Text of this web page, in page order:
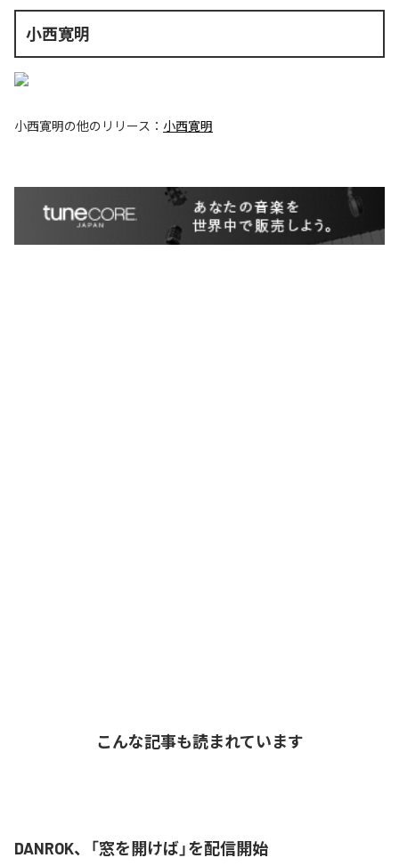
小西寛明
小西寛明の他のリリース： 小西寛明
こんな記事も読まれています
DANROK、「窓を開けば」を配信開始